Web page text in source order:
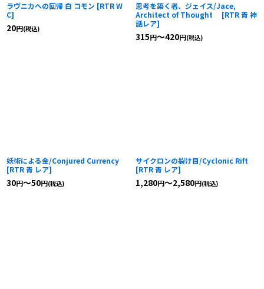
ラヴニカへの回帰 白 コモン [RTR W
C]
20円(税込)
思考を築く者、ジェイス/Jace,
Architect of Thought
[RTR 青 神
話レア]
315円～420円(税込)
妖術による金/Conjured Currency
[RTR 青 レア]
30円～50円(税込)
サイクロンの裂け目/Cyclonic Rift
[RTR 青 レア]
1,280円～2,580円(税込)